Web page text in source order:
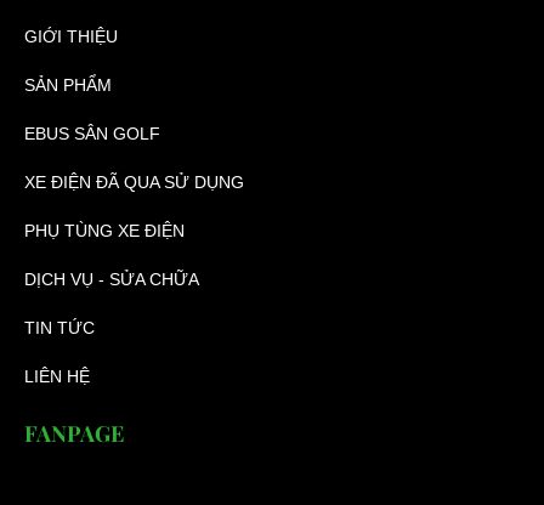
GIỚI THIỆU
SẢN PHẨM
EBUS SÂN GOLF
XE ĐIỆN ĐÃ QUA SỬ DỤNG
PHỤ TÙNG XE ĐIỆN
DỊCH VỤ - SỬA CHỮA
TIN TỨC
LIÊN HỆ
FANPAGE